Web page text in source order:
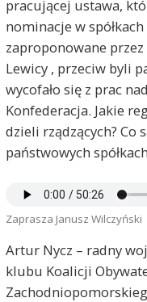
pracującej ustawa,
nominacje w
zaproponowane
Lewicy , przeciw byli
wycofało się z prac
Konfederacja. Jakie
dzieli rządzących? Co
państwowych
Zaprasza Janusz Wilczyński
Artur Nycz – radny
klubu Koalicji